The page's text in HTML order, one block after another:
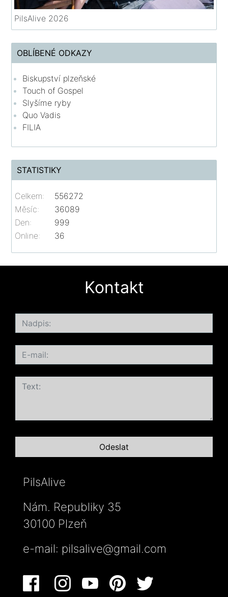
PilsAlive 2026
OBLÍBENÉ ODKAZY
Biskupství plzeňské
Touch of Gospel
Slyšíme ryby
Quo Vadis
FILIA
STATISTIKY
Online: 36
Celkem:
556272
Měsíc:
36089
Den:
999
Kontakt
PilsAlive
Nám. Republiky 35
30100 Plzeň
e-mail: pilsalive@gmail.com